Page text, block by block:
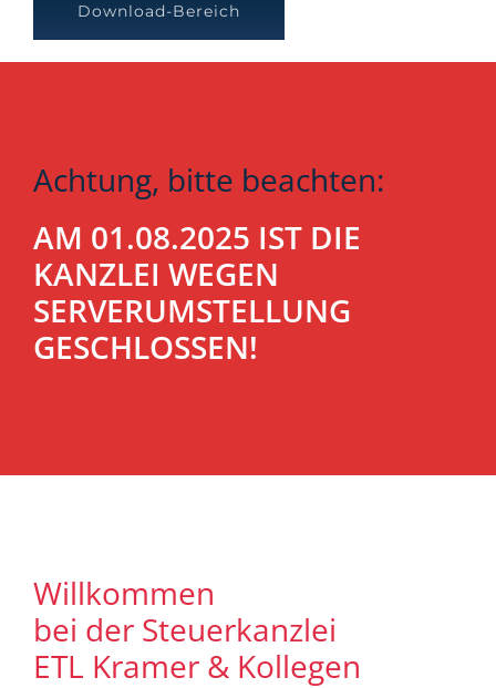
Download-Bereich
Achtung, bitte beachten:
AM 01.08.2025 IST DIE
KANZLEI WEGEN
SERVERUMSTELLUNG
GESCHLOSSEN!
Willkommen
bei der Steuerkanzlei
ETL Kramer & Kollegen